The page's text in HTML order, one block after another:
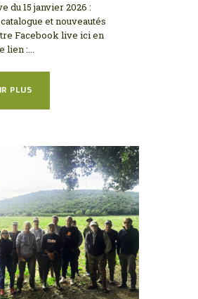
du 15 janvier 2026 :
et nouveautés
Facebook live ici en
lien :...
PLUS